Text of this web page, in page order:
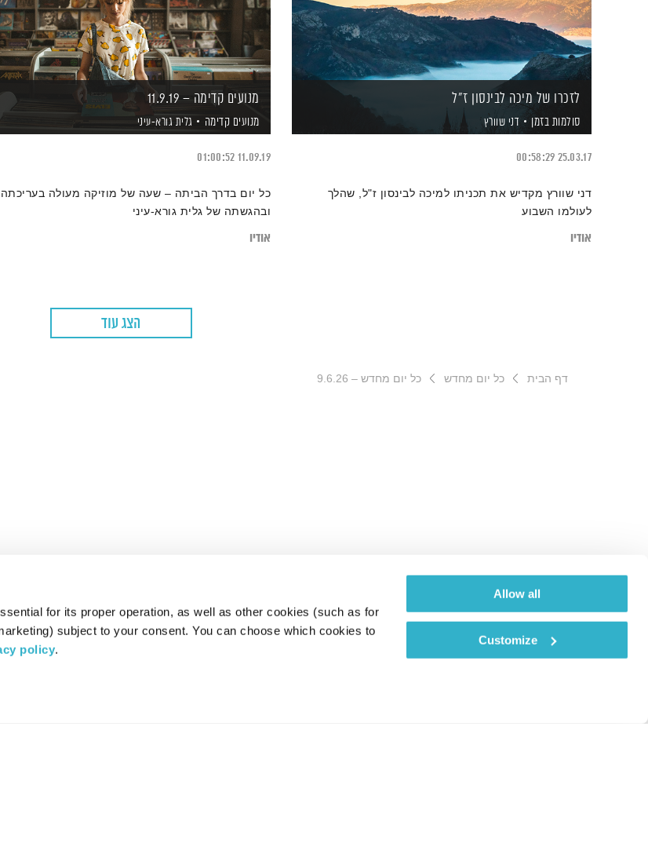
for its proper operation, as well as other cookies (such as for
subject to your consent. You can choose which cookies to
policy.
Allow all
Customize
לזכרו של מיכה לבינסון ז"ל
סולמות בזמן דני שוורץ
25.03.17
00:58:29
דני שוורץ מקדיש את תכניתו למיכה לבינסון ז"ל, שהלך
לעולמו השבוע
אודיו
מנועים קדימה – 11.9.19
מנועים קדימה גלית גורא-עיני
11.09.19
01:00:52
כל יום בדרך הביתה – שעה של מוזיקה מעולה בעריכתה
ובהגשתה של גלית גורא-עיני
אודיו
הצג עוד
דף הבית כל יום מחדש כל יום מחדש – 9.6.26